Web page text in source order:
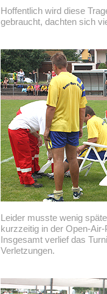
Hoffentlich wird diese
gebraucht, dachten sich
Leider musste wenig
kurzzeitig in der Open-
Insgesamt verlief das
Verletzungen.